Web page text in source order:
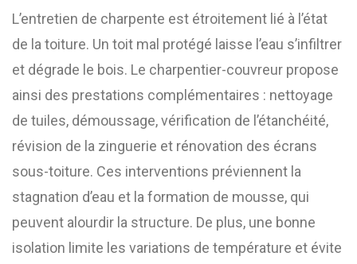
L’entretien de charpente est étroitement lié à l’état
de la toiture. Un toit mal protégé laisse l’eau s’infiltrer
et dégrade le bois. Le charpentier-couvreur propose
ainsi des prestations complémentaires : nettoyage
de tuiles, démoussage, vérification de l’étanchéité,
révision de la zinguerie et rénovation des écrans
sous-toiture. Ces interventions préviennent la
stagnation d’eau et la formation de mousse, qui
peuvent alourdir la structure. De plus, une bonne
isolation limite les variations de température et évite